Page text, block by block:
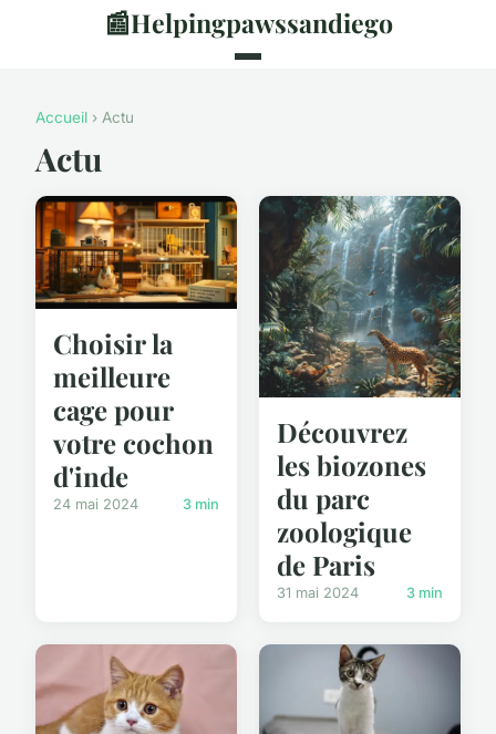
📰Helpingpawssandiego
Accueil › Actu
Actu
Choisir la
meilleure
cage pour
votre cochon
d'inde
24 mai 2024 3 min
Découvrez
les biozones
du parc
zoologique
de Paris
31 mai 2024 3 min